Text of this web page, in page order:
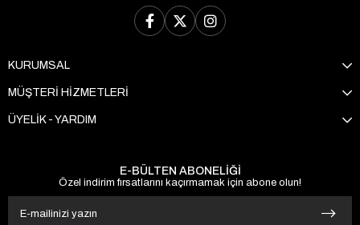
KURUMSAL
MÜŞTERİ HİZMETLERİ
ÜYELİK - YARDIM
E-BÜLTEN ABONELİĞİ
Özel indirim fırsatlarını kaçırmamak için abone olun!